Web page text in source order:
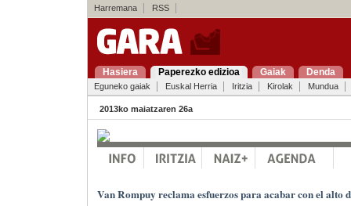
Harremana RSS
Hasiera Paperezko edizioa Gaiak Denda
Eguneko gaiak Euskal Herria Iritzia Kirolak Mundua
2013ko maiatzaren 26a
Van Rompuy reclama esfuerzos para acabar con el alto